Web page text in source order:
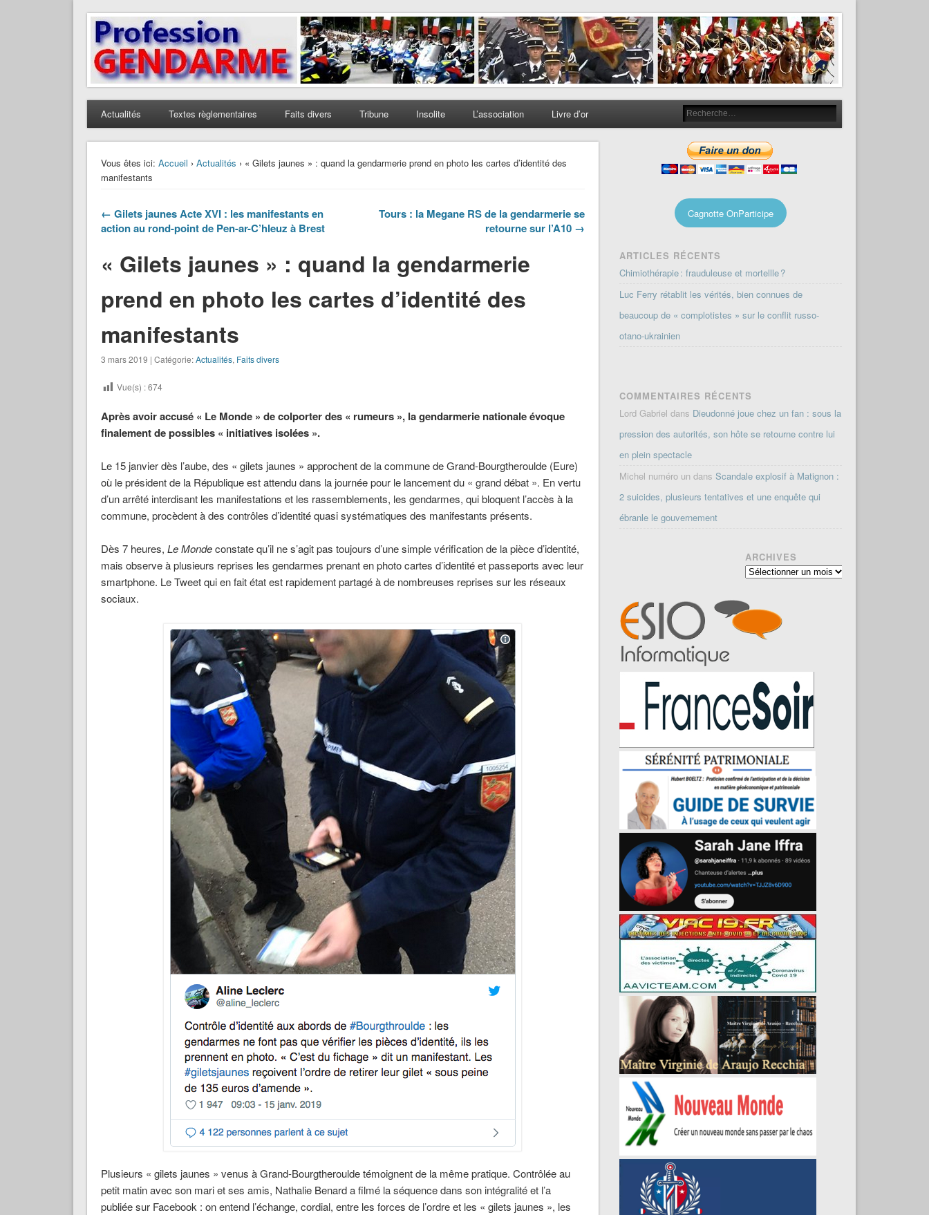
Profession Gendarme
Le journal des gendarmes
Actualités Textes règlementaires Faits divers Tribune Insolite L’association Livre d’or
Vous êtes ici: Accueil › Actualités › « Gilets jaunes » : quand la gendarmerie prend en photo les cartes d’identité des
manifestants
← Gilets jaunes Acte XVI : les manifestants en
action au rond-point de Pen-ar-C’hleuz à Brest
Tours : la Megane RS de la gendarmerie se
retourne sur l’A10 →
« Gilets jaunes » : quand la gendarmerie
prend en photo les cartes d’identité des
manifestants
3 mars 2019 | Catégorie:Actualités, Faits divers
Vue(s) :674
Après avoir accusé « Le Monde » de colporter des « rumeurs », la gendarmerie nationale évoque
finalement de possibles « initiatives isolées ».
Le 15 janvier dès l’aube, des « gilets jaunes » approchent de la commune de Grand-Bourgtheroulde (Eure)
où le président de la République est attendu dans la journée pour le lancement du « grand débat ». En vertu
d’un arrêté interdisant les manifestations et les rassemblements, les gendarmes, qui bloquent l’accès à la
commune, procèdent à des contrôles d’identité quasi systématiques des manifestants présents.
Dès 7 heures, Le Mondeconstate qu’il ne s’agit pas toujours d’une simple vérification de la pièce d’identité,
mais observe à plusieurs reprises les gendarmes prenant en photo cartes d’identité et passeports avec leur
smartphone. Le Tweet qui en fait état est rapidement partagé à de nombreuses reprises sur les réseaux
sociaux.
Plusieurs « gilets jaunes » venus à Grand-Bourgtheroulde témoignent de la même pratique. Contrôlée au
petit matin avec son mari et ses amis, Nathalie Benard a filmé la séquence dans son intégralité et l’a
publiée sur Facebook : on entend l’échange, cordial, entre les forces de l’ordre et les « gilets jaunes », les
Cagnotte OnParticipe
ARTICLES RÉCENTS
Chimiothérapie : frauduleuse et mortellle ?
Luc Ferry rétablit les vérités, bien connues de
beaucoup de « complotistes » sur le conflit russo-
otano-ukrainien
COMMENTAIRES RÉCENTS
Lord Gabriel dans Dieudonné joue chez un fan : sous la
pression des autorités, son hôte se retourne contre lui
en plein spectacle
Michel numéro un dansScandale explosif à Matignon :
2 suicides, plusieurs tentatives et une enquête qui
ébranle le gouvernement
ARCHIVES
Archives